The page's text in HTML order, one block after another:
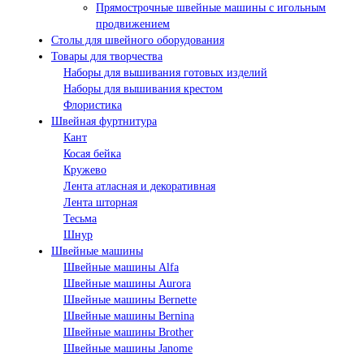
Прямострочные швейные машины с игольным
продвижением
Столы для швейного оборудования
Товары для творчества
Наборы для вышивания готовых изделий
Наборы для вышивания крестом
Флористика
Швейная фуртнитура
Кант
Косая бейка
Кружево
Лента aтласная и декоративная
Лента шторная
Тесьма
Шнур
Швейные машины
Швейные машины Alfa
Швейные машины Aurora
Швейные машины Bernette
Швейные машины Bernina
Швейные машины Brother
Швейные машины Janome